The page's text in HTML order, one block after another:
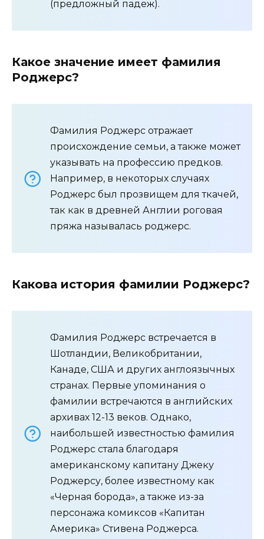
(предложный падеж).
Какое значение имеет фамилия
Роджерс?
Фамилия Роджерс отражает
происхождение семьи, а также может
указывать на профессию предков.
Например, в некоторых случаях
Роджерс был прозвищем для ткачей,
так как в древней Англии роговая
пряжа называлась роджерс.
Какова история фамилии Роджерс?
Фамилия Роджерс встречается в
Шотландии, Великобритании,
Канаде, США и других англоязычных
странах. Первые упоминания о
фамилии встречаются в английских
архивах 12-13 веков. Однако,
наибольшей известностью фамилия
Роджерс стала благодаря
американскому капитану Джеку
Роджерсу, более известному как
«Черная борода», а также из-за
персонажа комиксов «Капитан
Америка» Стивена Роджерса.